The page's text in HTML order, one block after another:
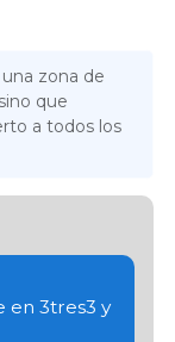
zona de
que
a todos los
en 3tres3 y